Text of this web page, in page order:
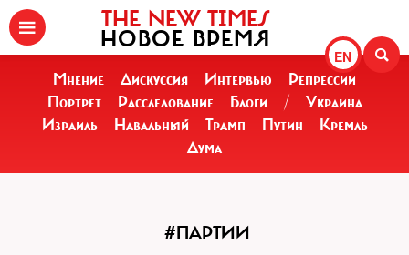
EN
THE NEW TIMES
НОВОЕ ВРЕМЯ
Мнение Дискуссия Интервью
Репрессии
Портрет
Расследование Блоги /
Украина
Израиль
Навальный Трамп Путин
Кремль
Дума
#ПАРТИИ